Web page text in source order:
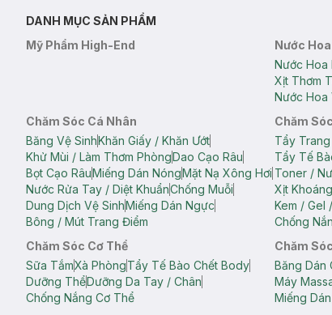
DANH MỤC SẢN PHẨM
Mỹ Phẩm High-End
Nước Hoa
Nước Hoa
Xịt Thơm
Nước Hoa
Chăm Sóc Cá Nhân
Băng Vệ SinhKhăn Giấy / Khăn Ướt
Khử Mùi / Làm Thơm PhòngDao Cạo Râu
Bọt Cạo RâuMiếng Dán NóngMặt Nạ Xông Hơi
Nước Rửa Tay / Diệt KhuẩnChống Muỗi
Dung Dịch Vệ SinhMiếng Dán Ngực
Bông / Mút Trang Điểm
Chăm
Tẩy
Tẩy Tế
Toner /
Xịt Khoáng
Kem / Gel
Chống
Chăm Sóc Cơ Thể
Sữa TắmXà PhòngTẩy Tế Bào Chết Body
Dưỡng ThểDưỡng Da Tay / Chân
Chống Nắng Cơ Thể
Chăm
Băng Dán
Máy
Miếng